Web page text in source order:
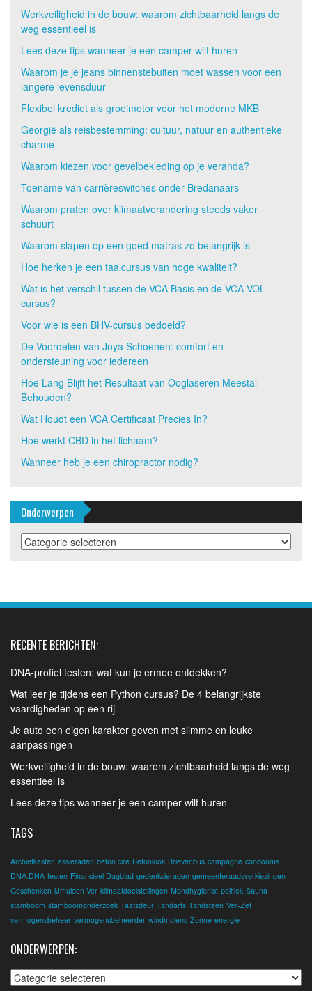
Werkveiligheid in de bouw: waarom zichtbaarheid langs de
weg essentieel is
Lees deze tips wanneer je een camper wilt huren
Waarom je je jeans binnenstebuiten moet wassen voor een
langere levensduur
Flexibel krediet als groeimotor voor het moderne MKB
Georgië als reisbestemming: cultuur, natuur en authentieke
charme
Waarom kiezen voor gevelbekleding op je veranda?
Toename van carrièreswitches onder Bredanaars
Waarom praten over klimaatverandering steeds vaker
schuurt
Waarom slapen op een goed matras zo belangrijk is
Hoe herken je een taalcursus van hoge kwaliteit?
Wat is het verschil tussen de VCA Basis en de VCA VOL
cursus?
Voor wie is een BHV-cursus bedoeld?
De Voordelen van Joya Schoenen: comfort en
ondersteuning voor iedereen
Hoe Lang Blijft het Resultaat van Ooglaseren Meestal
Behouden?
Wat Houdt een VCA Certificaat Precies In?
Hoe werkt CBD in het lichaam?
Wanneer heb je een chiropractor nodig?
Onderwerpen
Onderwerpen
RECENTE BERICHTEN:
DNA-profiel testen: wat kun je ermee ontdekken?
Wat leer je tijdens een Python cursus? De 4 belangrijkste
vaardigheden op een rij
Je auto een eigen karakter geven met slimme en leuke
aanpassingen
Werkveiligheid in de bouw: waarom zichtbaarheid langs de weg
essentieel is
Lees deze tips wanneer je een camper wilt huren
TAGS
Archiefkasten assieraden beton cire Betonlook Brievenbus campagne condooms
DNA.DNA-testen Financieel Dagblad gedenksieraden gemeenteraadsverkiezingen
Geschenken IJmuiden Ver klimaatdoelstellingen Mondhygienist politiek Sauna
stamboom stamboomonderzoek Taatsdeur Tandarts Tandsteen Ver-Zet
vermogensbeheer vermogensbeheerder windmolens Zonne-energie
ONDERWERPEN:
Onderwerpen: